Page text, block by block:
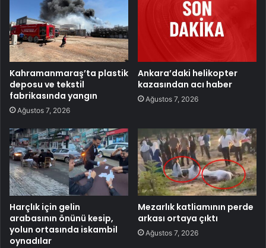
Kahramanmaraş’ta plastik
deposu ve tekstil
fabrikasında yangın
Ağustos 7, 2026
Ankara’daki helikopter
kazasından acı haber
Ağustos 7, 2026
Harçlık için gelin
arabasının önünü kesip,
yolun ortasında iskambil
oynadılar
Mezarlık katliamının perde
arkası ortaya çıktı
Ağustos 7, 2026